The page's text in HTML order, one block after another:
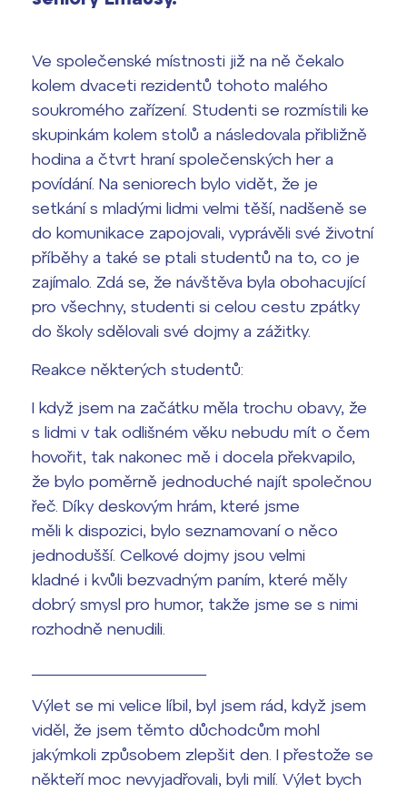
Výsledky 1. kola přijímacího řízení
Maturitní zkoušky
Europass
FOCUSing
Zahraniční stipendia
ČAG studentský
Maturitní témata
Pomoc! Mám problém!
Termíny maturit
Bakaláři
Office 365
Ve společenské místnosti již na ně čekalo
kolem dvaceti rezidentů tohoto malého
soukromého zařízení. Studenti se rozmístili ke
skupinkám kolem stolů a následovala přibližně
hodina a čtvrt hraní společenských her a
povídání. Na seniorech bylo vidět, že je
setkání s mladými lidmi velmi těší, nadšeně se
do komunikace zapojovali, vyprávěli své životní
příběhy a také se ptali studentů na to, co je
zajímalo. Zdá se, že návštěva byla obohacující
pro všechny, studenti si celou cestu zpátky
do školy sdělovali své dojmy a zážitky.
Reakce některých studentů:
I když jsem na začátku měla trochu obavy, že
s lidmi v tak odlišném věku nebudu mít o čem
hovořit, tak nakonec mě i docela překvapilo,
že bylo poměrně jednoduché najít společnou
řeč. Díky deskovým hrám, které jsme
měli k dispozici, bylo seznamovaní o něco
jednodušší. Celkové dojmy jsou velmi
kladné i kvůli bezvadným paním, které měly
dobrý smysl pro humor, takže jsme se s nimi
rozhodně nenudili.
Výlet se mi velice líbil, byl jsem rád, když jsem
viděl, že jsem těmto důchodcům mohl
jakýmkoli způsobem zlepšit den. I přestože se
někteří moc nevyjadřovali, byli milí. Výlet bych